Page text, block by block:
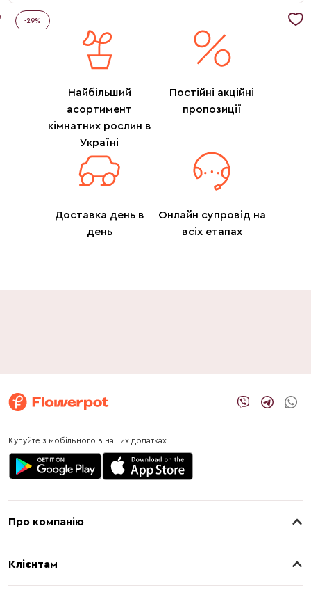
-29%
Найбільший
асортимент
кімнатних рослин в
Україні
Постійні акційні
пропозиції
Доставка день в
день
Онлайн супровід на
всіх етапах
Купуйте з мобільного в наших додатках
Про компанію
Клієнтам